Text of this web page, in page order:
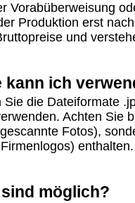
Vorabüberweisung
Produktion erst
und
kann ich
die Dateiformate
Achten Sie
Fotos),
möglich?